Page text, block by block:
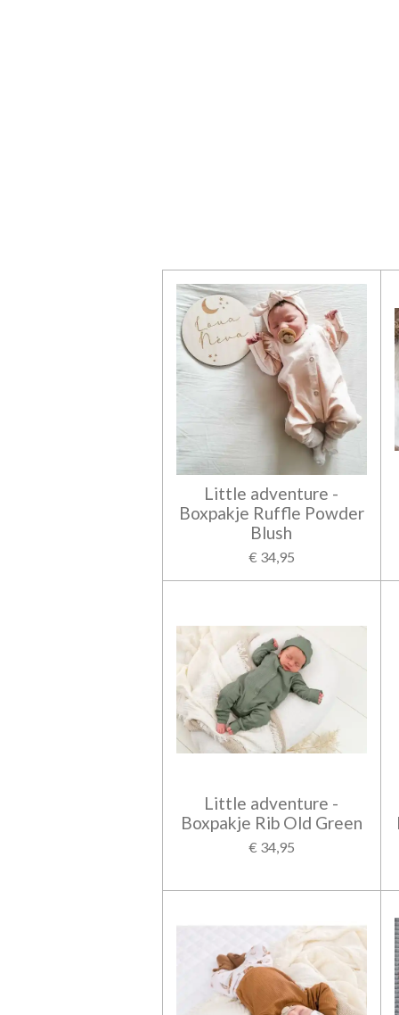
Little adventure -
Boxpakje Ruffle Powder
Blush
€ 34,95
Little adventure -
Boxpakje Rib Old Green
€ 34,95